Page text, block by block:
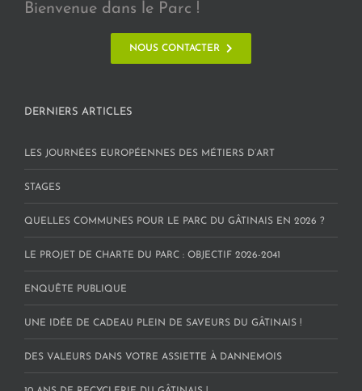
Bienvenue dans le Parc !
NOUS CONTACTER
DERNIERS ARTICLES
LES JOURNÉES EUROPÉENNES DES MÉTIERS D’ART
STAGES
QUELLES COMMUNES POUR LE PARC DU GÂTINAIS EN 2026 ?
LE PROJET DE CHARTE DU PARC : OBJECTIF 2026-2041
ENQUÊTE PUBLIQUE
UNE IDÉE DE CADEAU PLEIN DE SAVEURS DU GÂTINAIS !
DES VALEURS DANS VOTRE ASSIETTE À DANNEMOIS